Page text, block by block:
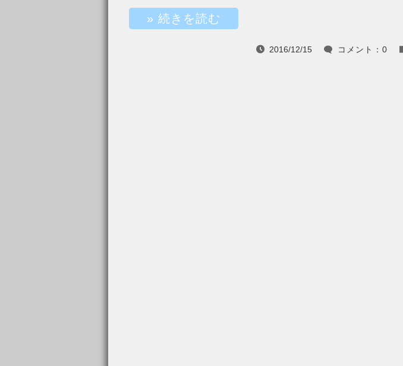
» 続きを読む
 2016/12/15  コメント：0